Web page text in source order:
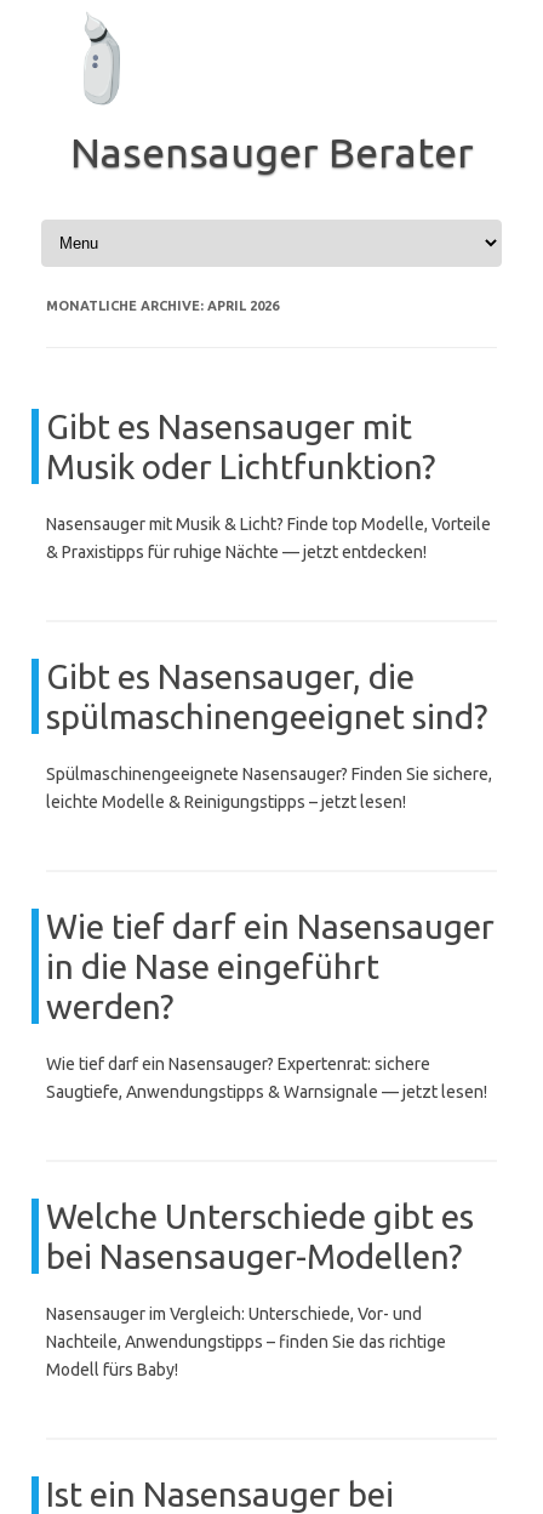
springen
Nasensauger Berater
MONATLICHE ARCHIVE: APRIL 2026
Gibt es Nasensauger mit
Musik oder Lichtfunktion?
Nasensauger mit Musik & Licht? Finde top Modelle, Vorteile
& Praxistipps für ruhige Nächte — jetzt entdecken!
Gibt es Nasensauger, die
spülmaschinengeeignet sind?
Spülmaschinengeeignete Nasensauger? Finden Sie sichere,
leichte Modelle & Reinigungstipps – jetzt lesen!
Wie tief darf ein Nasensauger
in die Nase eingeführt
werden?
Wie tief darf ein Nasensauger? Expertenrat: sichere
Saugtiefe, Anwendungstipps & Warnsignale — jetzt lesen!
Welche Unterschiede gibt es
bei Nasensauger-Modellen?
Nasensauger im Vergleich: Unterschiede, Vor- und
Nachteile, Anwendungstipps – finden Sie das richtige
Modell fürs Baby!
Ist ein Nasensauger bei